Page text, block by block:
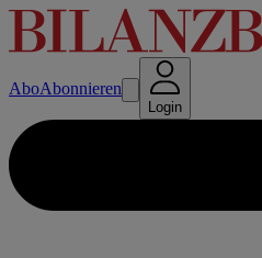
AboAbonnieren
Login